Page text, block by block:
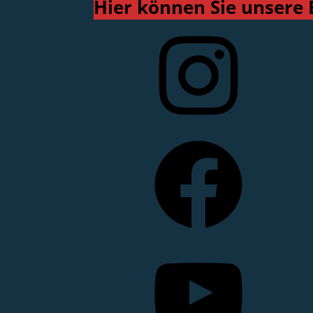
Hier können Sie